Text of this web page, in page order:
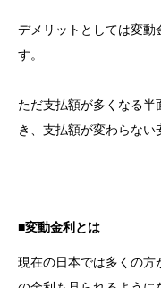
デメリットとしては変動
す。
ただ支払額が多くなる
き、支払額が変わらない
■変動金利とは
現在の日本では多くの